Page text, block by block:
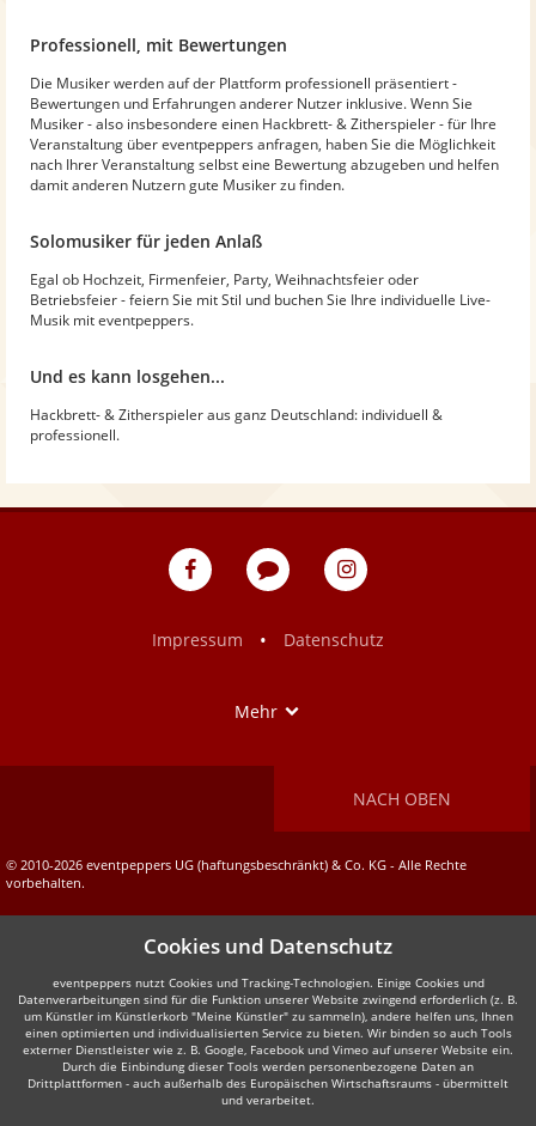
Professionell, mit Bewertungen
Die Musiker werden auf der Plattform professionell präsentiert -
Bewertungen und Erfahrungen anderer Nutzer inklusive. Wenn Sie
Musiker - also insbesondere einen Hackbrett- & Zitherspieler - für Ihre
Veranstaltung über eventpeppers anfragen, haben Sie die Möglichkeit
nach Ihrer Veranstaltung selbst eine Bewertung abzugeben und helfen
damit anderen Nutzern gute Musiker zu finden.
Solomusiker für jeden Anlaß
Egal ob Hochzeit, Firmenfeier, Party, Weihnachtsfeier oder
Betriebsfeier - feiern Sie mit Stil und buchen Sie Ihre individuelle Live-
Musik mit eventpeppers.
Und es kann losgehen...
Hackbrett- & Zitherspieler aus ganz Deutschland: individuell &
professionell.
eventpeppers
Blog
eventpeppers
Impressum
• Datenschutz
Mehr
NACH OBEN
© 2010-2026 eventpeppers UG (haftungsbeschränkt) & Co. KG - Alle Rechte
vorbehalten.
Cookies und Datenschutz
eventpeppers nutzt Cookies und Tracking-Technologien. Einige Cookies und
Datenverarbeitungen sind für die Funktion unserer Website zwingend erforderlich (z. B.
um Künstler im Künstlerkorb "Meine Künstler" zu sammeln), andere helfen uns, Ihnen
einen optimierten und individualisierten Service zu bieten. Wir binden so auch Tools
externer Dienstleister wie z. B. Google, Facebook und Vimeo auf unserer Website ein.
Durch die Einbindung dieser Tools werden personenbezogene Daten an
Drittplattformen - auch außerhalb des Europäischen Wirtschaftsraums - übermittelt
und verarbeitet.